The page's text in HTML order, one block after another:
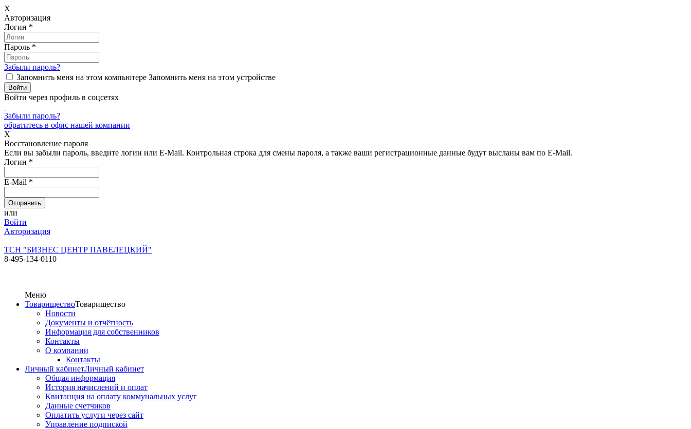
X
Авторизация
Логин *
Пароль *
Забыли пароль?
Запомнить меня на этом компьютере Запомнить меня на этом устройстве
Войти через профиль в соцсетях
Забыли пароль?
обратитесь в офис нашей компании
X
Восстановление пароля
Если вы забыли пароль, введите логин или E-Mail. Контрольная строка для смены пароля, а также ваши регистрационные данные будут высланы вам по E-Mail.
Логин *
E-Mail *
или
Войти
Авторизация
ТСН "БИЗНЕС ЦЕНТР ПАВЕЛЕЦКИЙ"
8-495-134-0110
Меню
ТовариществоТоварищество
Новости
Документы и отчётность
Информация для собственников
Контакты
О компании
Контакты
Личный кабинетЛичный кабинет
Общая информация
История начислений и оплат
Квитанция на оплату коммунальных услуг
Данные счетчиков
Оплатить услуги через сайт
Управление подпиской